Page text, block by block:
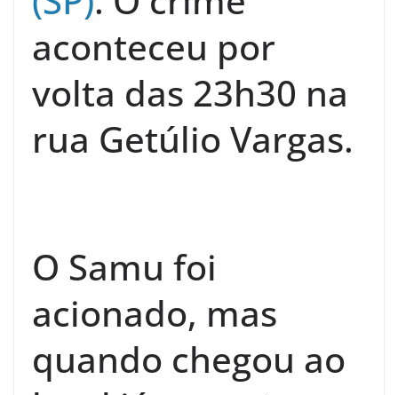
aconteceu por
volta das 23h30 na
rua Getúlio Vargas.
O Samu foi
acionado, mas
quando chegou ao